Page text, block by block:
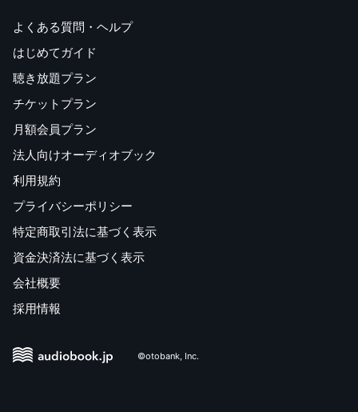
よくある質問・ヘルプ
はじめてガイド
聴き放題プラン
チケットプラン
月額会員プラン
法人向けオーディオブック
利用規約
プライバシーポリシー
特定商取引法に基づく表示
資金決済法に基づく表示
会社概要
採用情報
©otobank, Inc.